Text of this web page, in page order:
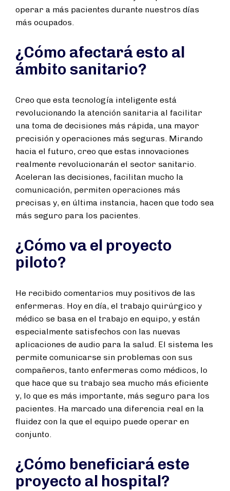
operar a más pacientes durante nuestros días
más ocupados.
¿Cómo afectará esto al
ámbito sanitario?
Creo que esta tecnología inteligente está
revolucionando la atención sanitaria al facilitar
una toma de decisiones más rápida, una mayor
precisión y operaciones más seguras. Mirando
hacia el futuro, creo que estas innovaciones
realmente revolucionarán el sector sanitario.
Aceleran las decisiones, facilitan mucho la
comunicación, permiten operaciones más
precisas y, en última instancia, hacen que todo sea
más seguro para los pacientes.
¿Cómo va el proyecto
piloto?
He recibido comentarios muy positivos de las
enfermeras. Hoy en día, el trabajo quirúrgico y
médico se basa en el trabajo en equipo, y están
especialmente satisfechos con las nuevas
aplicaciones de audio para la salud. El sistema les
permite comunicarse sin problemas con sus
compañeros, tanto enfermeras como médicos, lo
que hace que su trabajo sea mucho más eficiente
y, lo que es más importante, más seguro para los
pacientes. Ha marcado una diferencia real en la
fluidez con la que el equipo puede operar en
conjunto.
¿Cómo beneficiará este
proyecto al hospital?